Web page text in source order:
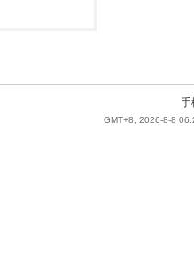
手
GMT+8, 2026-8-8